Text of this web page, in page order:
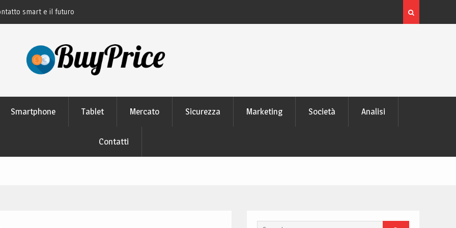
smart e il futuro
studiano
Guida alla manutenzione delle batterie dei laptop
moderni
Smartphone Tablet Mercato Sicurezza Marketing Società Analisi
Contatti